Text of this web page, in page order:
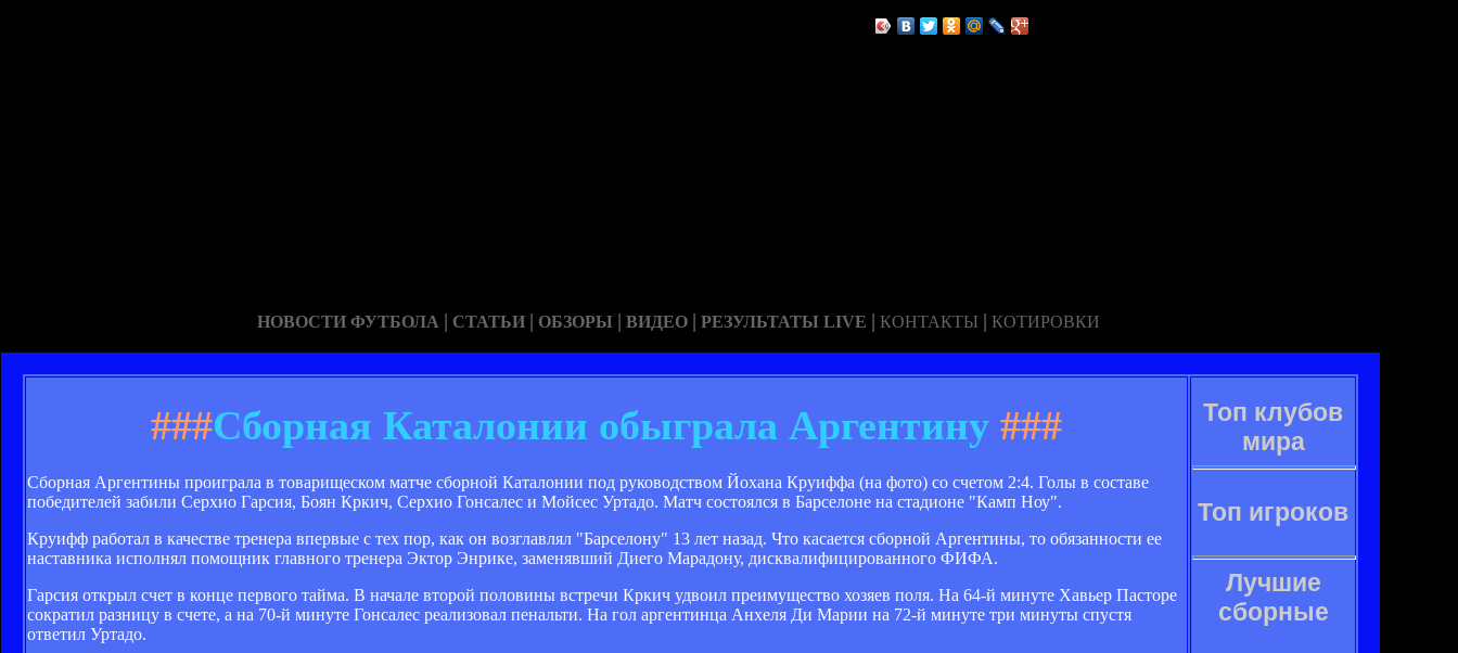
НОВОСТИ ФУТБОЛА | СТАТЬИ | ОБЗОРЫ | ВИДЕО | РЕЗУЛЬТАТЫ LIVE | КОНТАКТЫ | КОТИРОВКИ
###Сборная Каталонии обыграла Аргентину ###
Сборная Аргентины проиграла в товарищеском матче сборной Каталонии под руководством Йохана Круиффа (на фото) со счетом 2:4. Голы в составе
победителей забили Серхио Гарсия, Боян Кркич, Серхио Гонсалес и Мойсес Уртадо. Матч состоялся в Барселоне на стадионе "Камп Ноу".
Круифф работал в качестве тренера впервые с тех пор, как он возглавлял "Барселону" 13 лет назад. Что касается сборной Аргентины, то обязанности ее
наставника исполнял помощник главного тренера Эктор Энрике, заменявший Диего Марадону, дисквалифицированного ФИФА.
Гарсия открыл счет в конце первого тайма. В начале второй половины встречи Кркич удвоил преимущество хозяев поля. На 64-й минуте Хавьер Пасторе
сократил разницу в счете, а на 70-й минуте Гонсалес реализовал пенальти. На гол аргентинца Анхеля Ди Марии на 72-й минуте три минуты спустя
ответил Уртадо.
Топ клубов
мира
Топ игроков
Лучшие
сборные